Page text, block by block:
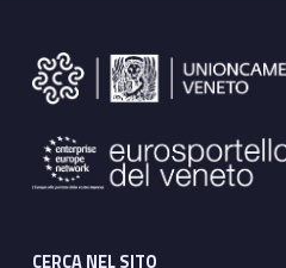
CERCA NEL SITO